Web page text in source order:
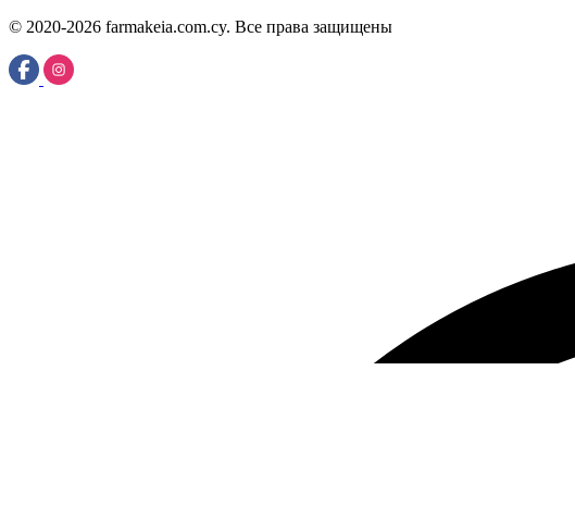
© 2020-2026 farmakeia.com.cy. Все права защищены